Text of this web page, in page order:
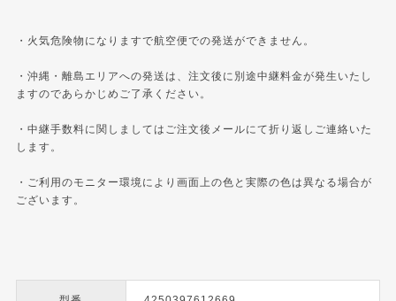
・火気危険物になりますで航空便での発送ができません。
・沖縄・離島エリアへの発送は、注文後に別途中継料金が発生いたし
ますのであらかじめご了承ください。
・中継手数料に関しましてはご注文後メールにて折り返しご連絡いた
します。
・ご利用のモニター環境により画面上の色と実際の色は異なる場合が
ございます。